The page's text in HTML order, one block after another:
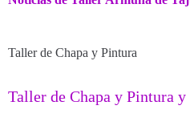
Taller de Chapa y Pintura
Taller de Chapa y Pintura y